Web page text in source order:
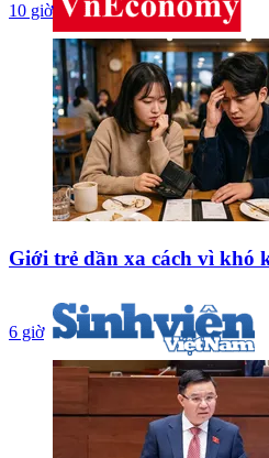
10 giờ
Giới trẻ dần xa cách vì khó
6 giờ